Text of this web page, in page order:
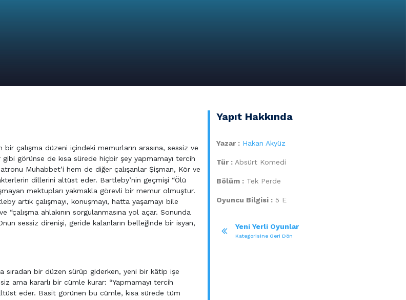
çalışma düzeni içindeki memurların arasına, sessiz ve
görünse de kısa sürede hiçbir şey yapmamayı tercih
Muhabbet’i hem de diğer çalışanlar Şişman, Kör ve
dillerini altüst eder. Bartleby’nin geçmişi “Ölü
mektupları yakmakla görevli bir memur olmuştur.
artık çalışmayı, konuşmayı, hatta yaşamayı bile
ahlakının sorgulanmasına yol açar. Sonunda
sessiz direnişi, geride kalanların belleğinde bir isyan,
bir düzen sürüp giderken, yeni bir kâtip işe
ama kararlı bir cümle kurar: “Yapmamayı tercih
eder. Basit görünen bu cümle, kısa sürede tüm
Yapıt Hakkında
Yazar : Hakan Akyüz
Tür : Absürt Komedi
Bölüm : Tek Perde
Oyuncu Bilgisi : 5 E
Yeni Yerli Oyunlar
Kategorisine Geri Dön